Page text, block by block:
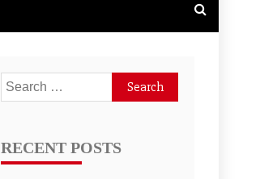
Search
for:
RECENT POSTS